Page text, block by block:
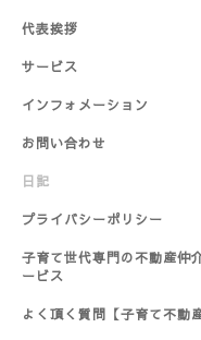
代表挨拶
サービス
インフォメーション
お問い合わせ
日記
プライバシーポリシー
子育て世代専門の不動産仲
ービス
よく頂く質問【子育て不動